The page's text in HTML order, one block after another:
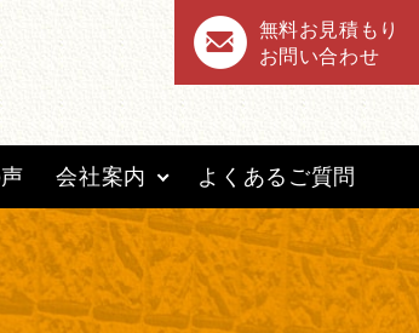
無料お見積もり
お問い合わせ
会社案内 よくあるご質問